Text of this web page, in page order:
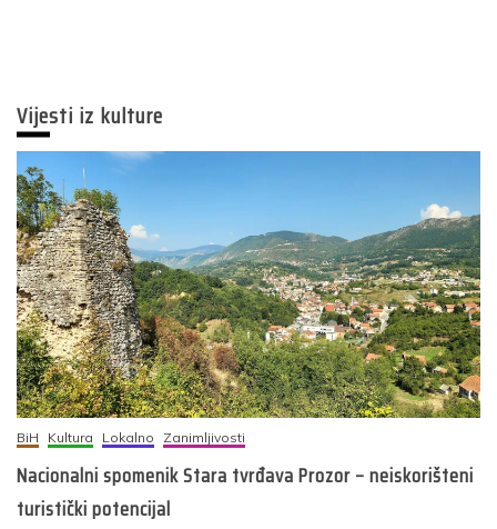
Vijesti iz kulture
BiH Kultura Lokalno Zanimljivosti
Nacionalni spomenik Stara tvrđava Prozor – neiskorišteni
turistički potencijal